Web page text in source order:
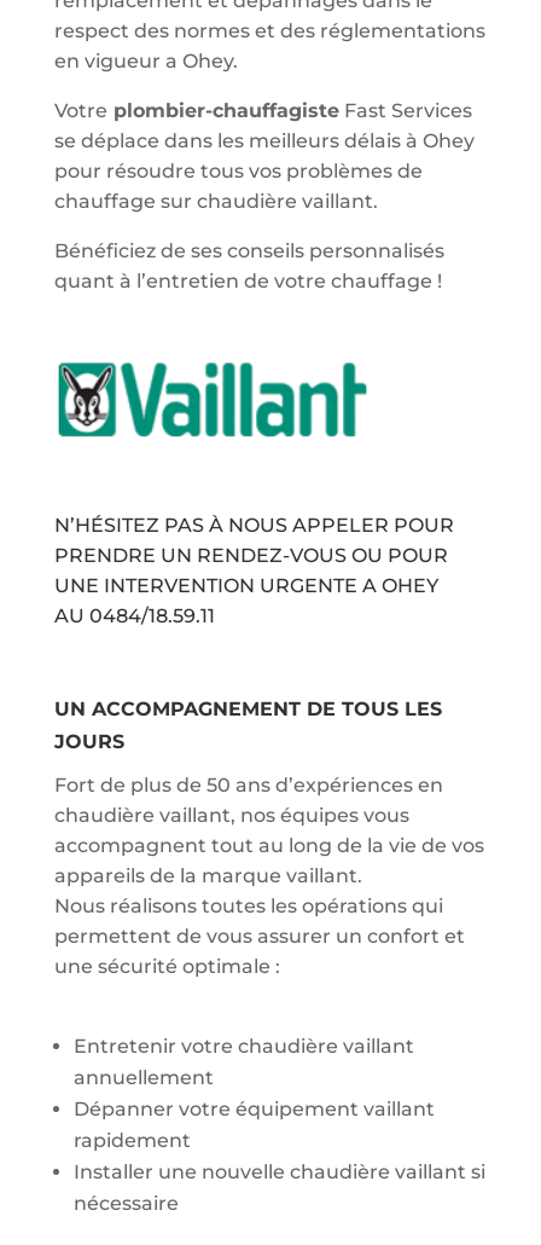
respect des normes et des réglementations
en vigueur a Ohey.
Votre plombier-chauffagisteFast Services
se déplace dans les meilleurs délais à Ohey
pour résoudre tous vos problèmes de
chauffage sur chaudière vaillant.
Bénéficiez de ses conseils personnalisés
quant à l’entretien de votre chauffage !
N’HÉSITEZ PAS À NOUS APPELER POUR
PRENDRE UN RENDEZ-VOUS OU POUR
UNE INTERVENTION URGENTE A OHEY
AU 0484/18.59.11
UN ACCOMPAGNEMENT DE TOUS LES
JOURS
Fort de plus de 50 ans d’expériences en
chaudière vaillant, nos équipes vous
accompagnent tout au long de la vie de vos
appareils de la marque vaillant.
Nous réalisons toutes les opérations qui
permettent de vous assurer un confort et
une sécurité optimale :
Entretenir votre chaudière vaillant
annuellement
Dépanner votre équipement vaillant
rapidement
Installer une nouvelle chaudière vaillant si
nécessaire